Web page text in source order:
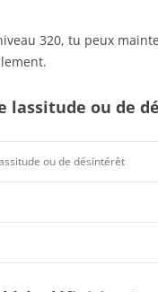
320, tu peux
lassitude ou de
ou de désintérêt